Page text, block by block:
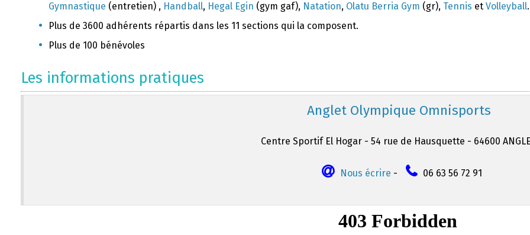
Gymnastique (entretien) , Handball, Hegal Egin (gym gaf), Natation, Olatu Berria Gym (gr), Tennis et Volleyball.
Plus de 3600 adhérents répartis dans les 11 sections qui la composent.
Plus de 100 bénévoles
Les informations pratiques
Anglet Olympique Omnisports
Centre Sportif El Hogar - 54 rue de Hausquette - 64600
Nous écrire - 06 63 56 72 91